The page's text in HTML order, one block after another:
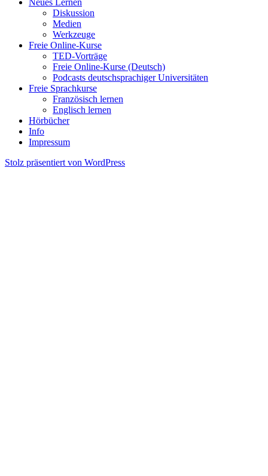
Diskussion
Medien
Werkzeuge
Freie Online-Kurse
TED-Vorträge
Freie Online-Kurse (Deutsch)
Podcasts deutschsprachiger Universitäten
Freie Sprachkurse
Französisch lernen
Englisch lernen
Hörbücher
Info
Impressum
Stolz präsentiert von WordPress